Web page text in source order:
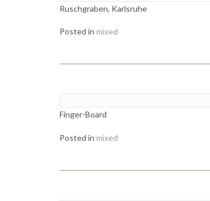
Ruschgraben, Karlsruhe
Posted in mixed
Finger-Board
Posted in mixed